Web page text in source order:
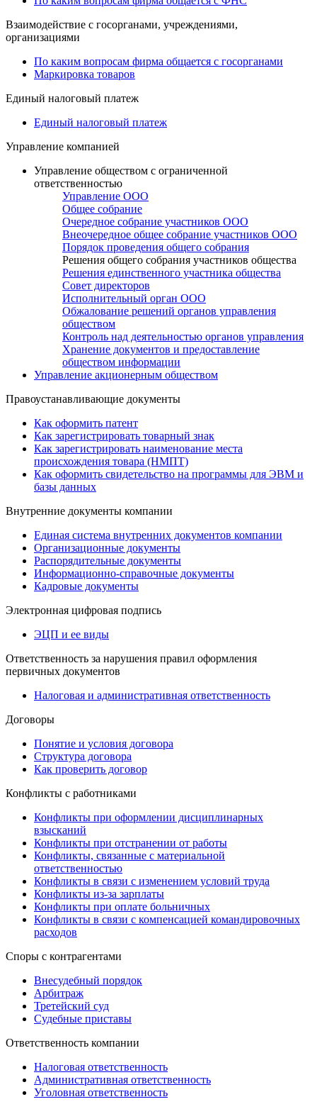
Взаимодействие с госорганами, учреждениями,
организациями
По каким вопросам фирма общается с госорганами
Маркировка товаров
Единый налоговый платеж
Единый налоговый платеж
Управление компанией
Управление обществом с ограниченной
ответственностью
Управление ООО
Общее собрание
Очередное собрание участников ООО
Внеочередное общее собрание участников ООО
Порядок проведения общего собрания
Решения общего собрания участников общества
Решения единственного участника общества
Совет директоров
Исполнительный орган ООО
Обжалование решений органов управления
обществом
Контроль над деятельностью органов управления
Хранение документов и предоставление
обществом информации
Управление акционерным обществом
Правоустанавливающие документы
Как оформить патент
Как зарегистрировать товарный знак
Как зарегистрировать наименование места
происхождения товара (НМПТ)
Как оформить свидетельство на программы для ЭВМ и
базы данных
Внутренние документы компании
Единая система внутренних документов компании
Организационные документы
Распорядительные документы
Информационно-справочные документы
Кадровые документы
Электронная цифровая подпись
ЭЦП и ее виды
Ответственность за нарушения правил оформления
первичных документов
Налоговая и административная ответственность
Договоры
Понятие и условия договора
Структура договора
Как проверить договор
Конфликты с работниками
Конфликты при оформлении дисциплинарных
взысканий
Конфликты при отстранении от работы
Конфликты, связанные с материальной
ответственностью
Конфликты в связи с изменением условий труда
Конфликты из-за зарплаты
Конфликты при оплате больничных
Конфликты в связи с компенсацией командировочных
расходов
Споры с контрагентами
Внесудебный порядок
Арбитраж
Третейский суд
Судебные приставы
Ответственность компании
Налоговая ответственность
Административная ответственность
Уголовная ответственность